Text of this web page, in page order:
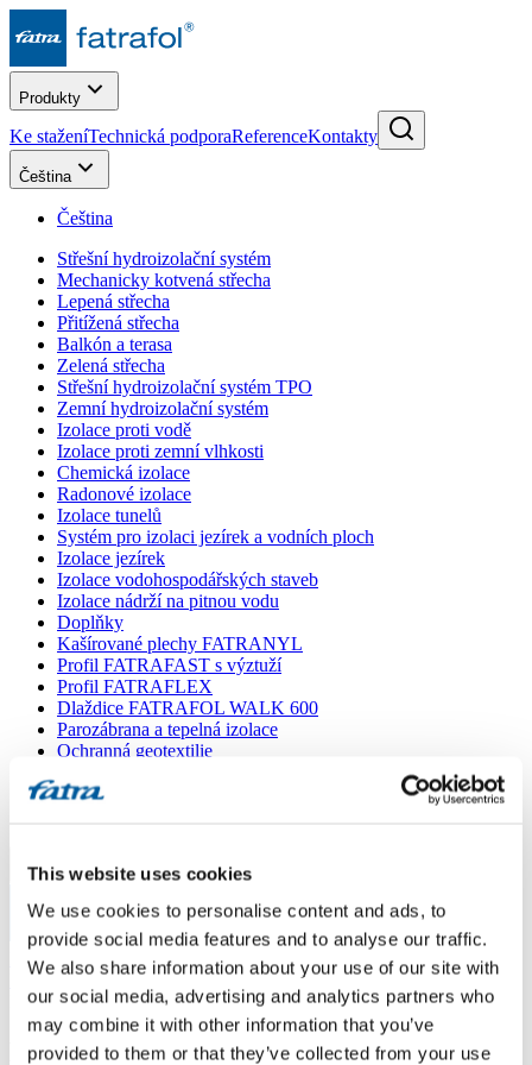
This website uses cookies
We use cookies to personalise content and ads, to
provide social media features and to analyse our traffic.
We also share information about your use of our site with
our social media, advertising and analytics partners who
may combine it with other information that you’ve
provided to them or that they’ve collected from your use
Produkty
Ke staženíTechnická podporaReferenceKontakty
Čeština
Čeština
Střešní hydroizolační systém
Mechanicky kotvená střecha
Lepená střecha
Přitížená střecha
Balkón a terasa
Zelená střecha
Střešní hydroizolační systém TPO
Zemní hydroizolační systém
Izolace proti vodě
Izolace proti zemní vlhkosti
Chemická izolace
Radonové izolace
Izolace tunelů
Systém pro izolaci jezírek a vodních ploch
Izolace jezírek
Izolace vodohospodářských staveb
Izolace nádrží na pitnou vodu
Doplňky
Kašírované plechy FATRANYL
Profil FATRAFAST s výztuží
Profil FATRAFLEX
Dlaždice FATRAFOL WALK 600
Parozábrana a tepelná izolace
Ochranná geotextilie
Ostatní doplňky
Menu
Menu
Domů
Poradna/
Dodateční izolace proti zemní vlhkosti
Dodateční izolace proti zemní vlhkosti